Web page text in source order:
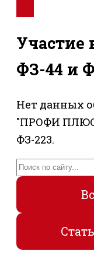
Участие
ФЗ-44 и
Нет данных
"ПРОФИ
ФЗ-223.
Поиск